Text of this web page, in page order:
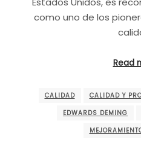
como uno de los
Read
CALIDAD CALIDAD Y
EDWARDS DEMING